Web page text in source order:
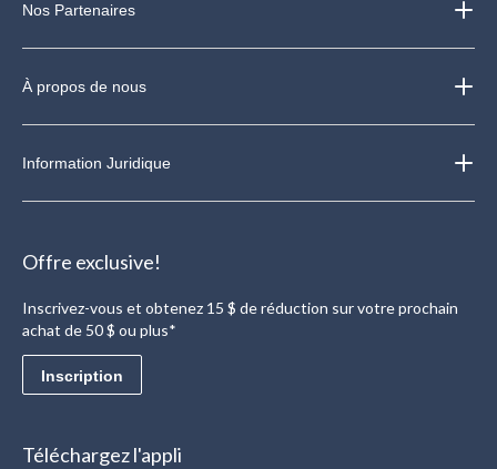
Nos Partenaires
À propos de nous
Information Juridique
Offre exclusive!
Inscrivez-vous et obtenez 15 $ de réduction sur votre prochain
achat de 50 $ ou plus*
Inscription
Téléchargez l'appli